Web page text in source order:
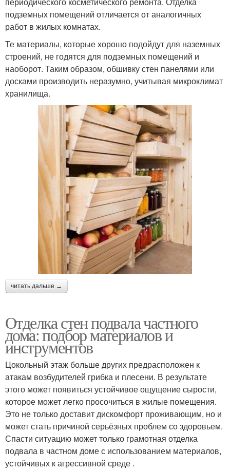
подземных помещений отличается от аналогичных
работ в жилых комнатах.
Те материалы, которые хорошо подойдут для наземных
строений, не годятся для подземных помещений и
наоборот. Таким образом, обшивку стен панелями или
досками производить неразумно, учитывая микроклимат
хранилища.
читать дальше →
Отделка стен подвала частного
дома: подбор материалов и
инструментов
Цокольный этаж больше других предрасположен к
атакам возбудителей грибка и плесени. В результате
этого может появиться устойчивое ощущение сырости,
которое может легко просочиться в жилые помещения.
Это не только доставит дискомфорт проживающим, но и
может стать причиной серьёзных проблем со здоровьем.
Спасти ситуацию может только грамотная отделка
подвала в частном доме с использованием материалов,
устойчивых к агрессивной среде .